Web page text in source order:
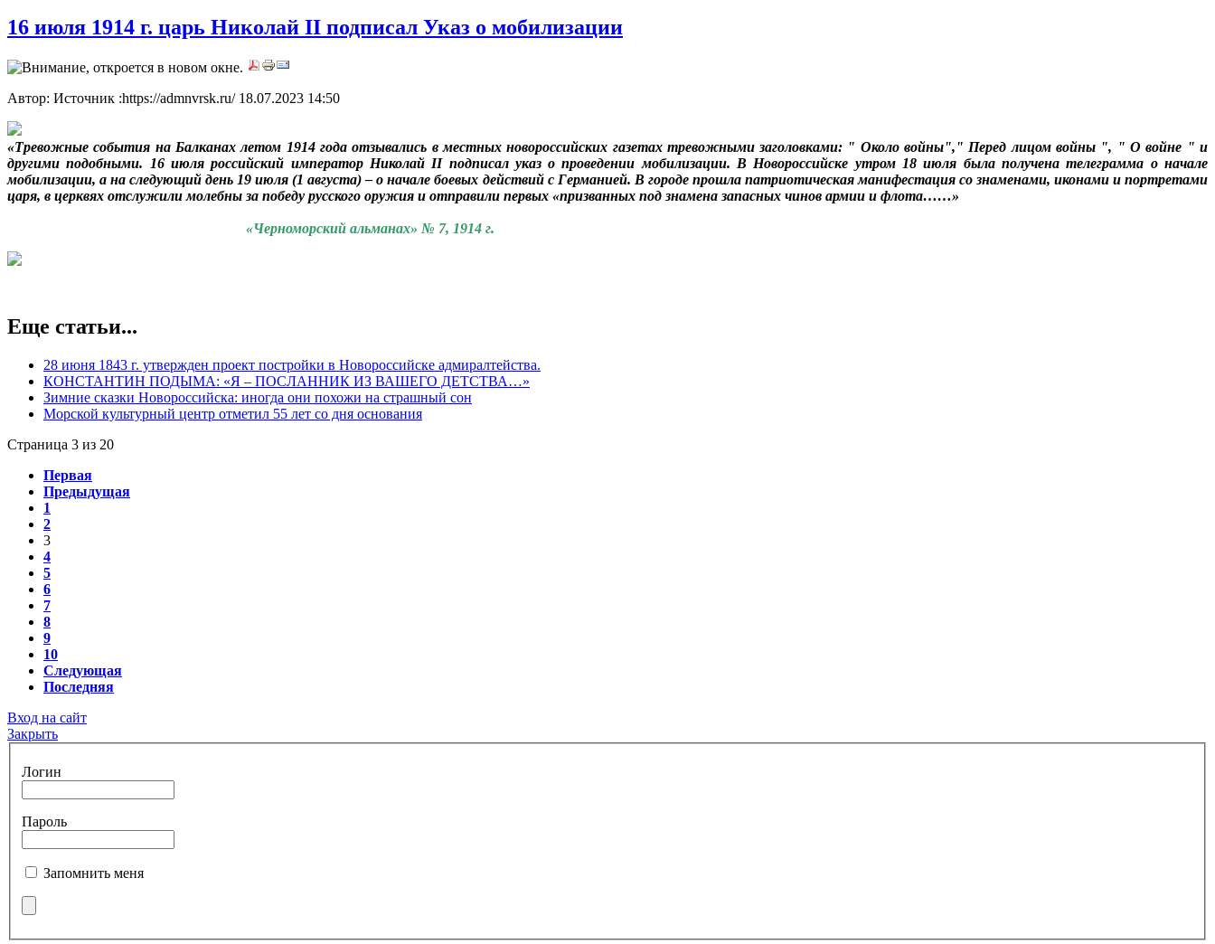
16 июля 1914 г. царь Николай II подписал Указ о мобилизации
Автор: Источник :https://admnvrsk.ru/ 18.07.2023 14:50
«Тревожные события на Балканах летом 1914 года отзывались в местных новороссийских газетах тревожными заголовками: " Около войны"," Перед лицом войны ", " О войне " и
другими подобными. 16 июля российский император Николай II подписал указ о проведении мобилизации. В Новороссийске утром 18 июля была получена телеграмма о начале
мобилизации, а на следующий день 19 июля (1 августа) – о начале боевых действий с Германией. В городе прошла патриотическая манифестация со знаменами, иконами и портретами
царя, в церквях отслужили молебны за победу русского оружия и отправили первых «призванных под знамена запасных чинов армии и флота……»
«Черноморский альманах» № 7, 1914 г.
Еще статьи...
28 июня 1843 г. утвержден проект постройки в Новороссийске адмиралтейства.
КОНСТАНТИН ПОДЫМА: «Я – ПОСЛАННИК ИЗ ВАШЕГО ДЕТСТВА…»
Зимние сказки Новороссийска: иногда они похожи на страшный сон
Морской культурный центр отметил 55 лет со дня основания
Страница 3 из 20
Первая
Предыдущая
1
2
3
4
5
6
7
8
9
10
Следующая
Последняя
Вход на сайт
Закрыть
Логин
Пароль
Запомнить меня